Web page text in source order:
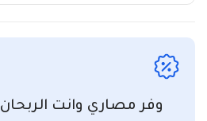
وفر مصاري وانت الربحان